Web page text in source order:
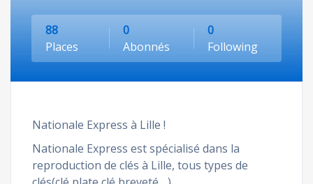
88
Places
0
Abonnés
0
Following
Nationale Express à Lille !
Nationale Express est spécialisé dans la
reproduction de clés à Lille, tous types de